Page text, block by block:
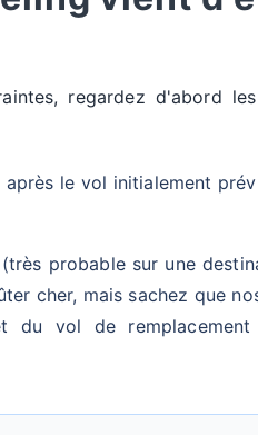
regardez d'abord
le vol initialement
probable sur une
cher, mais sachez que
du vol de